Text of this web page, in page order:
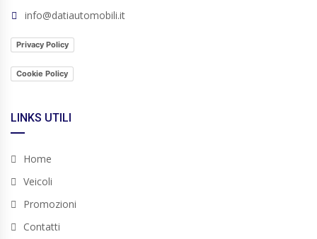
info@datiautomobili.it
Privacy Policy
Cookie Policy
LINKS UTILI
Home
Veicoli
Promozioni
Contatti